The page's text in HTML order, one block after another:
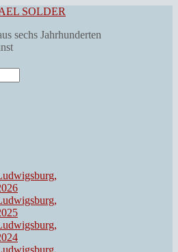
SOLDER
sechs Jahrhunderten